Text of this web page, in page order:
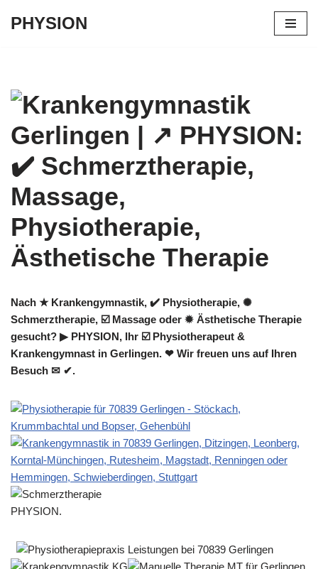
PHYSION
Nach ★ Krankengymnastik, ✔️ Physiotherapie, ✺
Schmerztherapie, ☑️ Massage oder ✹ Ästhetische Therapie
gesucht? ▶︎ PHYSION, Ihr ☑️ Physiotherapeut &
Krankengymnast in Gerlingen. ❤ Wir freuen uns auf Ihren
Besuch ✉ ✔.
PHYSION.